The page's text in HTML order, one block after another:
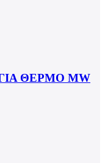
ΘΕΡΜΟ MW